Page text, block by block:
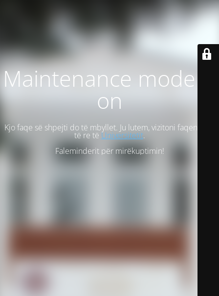
Maintenance mode is
on
Kjo faqe së shpejti do të mbyllet. Ju lutem, vizitoni faqen tonë
të re të Universitetit.
Faleminderit për mirëkuptimin!